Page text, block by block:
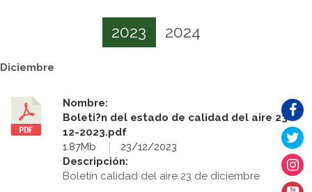
2023 2024
Diciembre
Nombre:
Boleti?n del estado de calidad del aire 23-
12-2023.pdf
1.87Mb
23/12/2023
Descripción:
Boletín calidad del aire 23 de diciembre